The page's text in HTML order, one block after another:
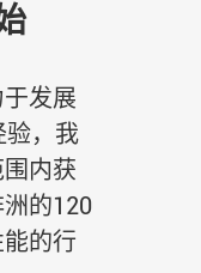
发展
验，我
内获
的120
的行